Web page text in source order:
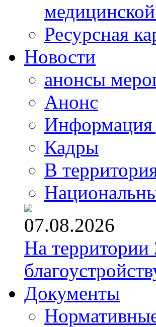
Ресурсная
Новости
анонсы
Анонс
Информация
Кадры
В
07.08.2026
На
Документы